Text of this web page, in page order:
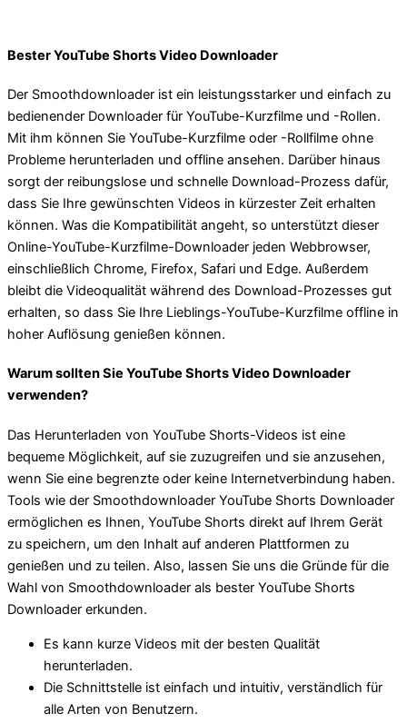
Bester YouTube Shorts Video Downloader
Der Smoothdownloader ist ein leistungsstarker und einfach zu
bedienender Downloader für YouTube-Kurzfilme und -Rollen.
Mit ihm können Sie YouTube-Kurzfilme oder -Rollfilme ohne
Probleme herunterladen und offline ansehen. Darüber hinaus
sorgt der reibungslose und schnelle Download-Prozess dafür,
dass Sie Ihre gewünschten Videos in kürzester Zeit erhalten
können. Was die Kompatibilität angeht, so unterstützt dieser
Online-YouTube-Kurzfilme-Downloader jeden Webbrowser,
einschließlich Chrome, Firefox, Safari und Edge. Außerdem
bleibt die Videoqualität während des Download-Prozesses gut
erhalten, so dass Sie Ihre Lieblings-YouTube-Kurzfilme offline in
hoher Auflösung genießen können.
Warum sollten Sie YouTube Shorts Video Downloader
verwenden?
Das Herunterladen von YouTube Shorts-Videos ist eine
bequeme Möglichkeit, auf sie zuzugreifen und sie anzusehen,
wenn Sie eine begrenzte oder keine Internetverbindung haben.
Tools wie der Smoothdownloader YouTube Shorts Downloader
ermöglichen es Ihnen, YouTube Shorts direkt auf Ihrem Gerät
zu speichern, um den Inhalt auf anderen Plattformen zu
genießen und zu teilen. Also, lassen Sie uns die Gründe für die
Wahl von Smoothdownloader als bester YouTube Shorts
Downloader erkunden.
Es kann kurze Videos mit der besten Qualität
herunterladen.
Die Schnittstelle ist einfach und intuitiv, verständlich für
alle Arten von Benutzern.